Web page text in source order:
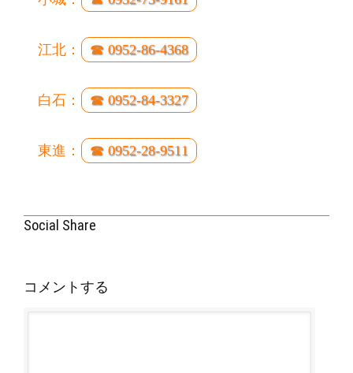
江北： ☎ 0952-86-4368
白石： ☎ 0952-84-3327
東進： ☎ 0952-28-9511
Social Share
コメントする